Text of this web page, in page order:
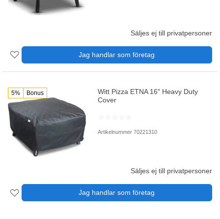
Säljes ej till privatpersoner
Jag handlar som företag
5% Bonus
Witt Pizza ETNA 16" Heavy Duty
Cover
Artikelnummer 70221310
Säljes ej till privatpersoner
Jag handlar som företag